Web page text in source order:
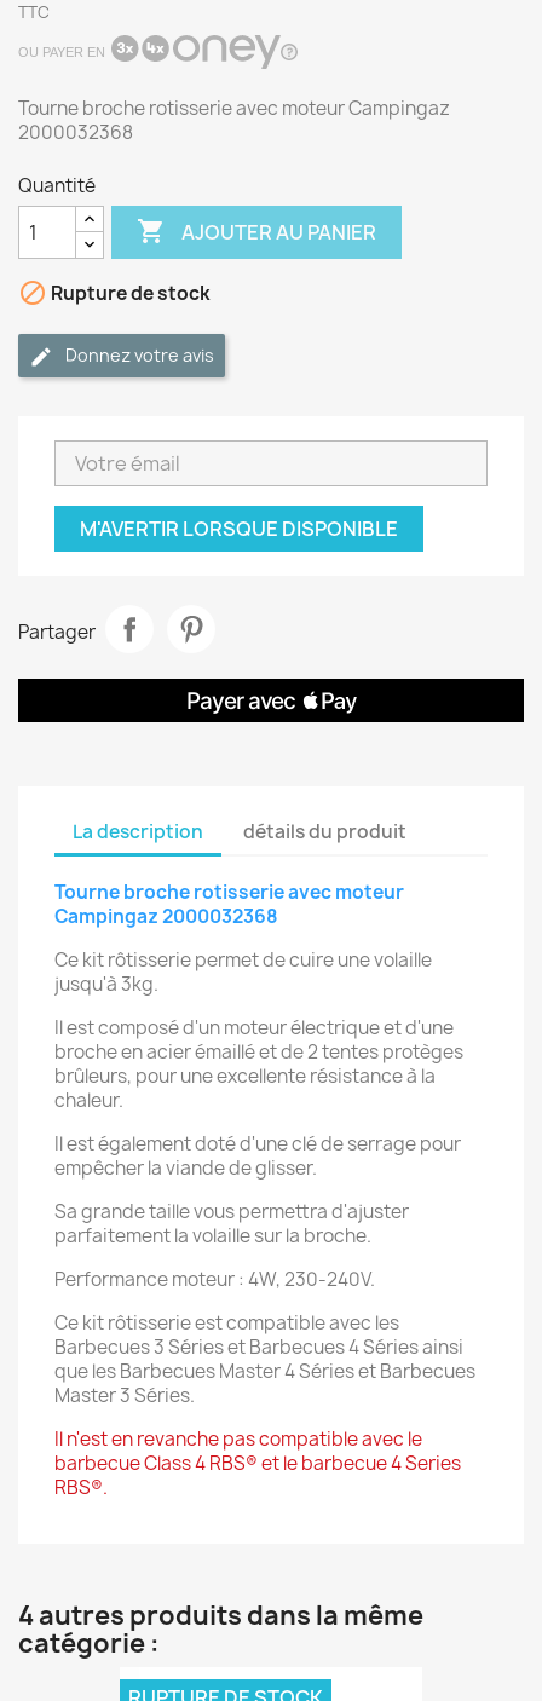
TTC
OU PAYER EN
Tourne broche rotisserie avec moteur Campingaz
2000032368
Quantité
 AJOUTER AU PANIER
 Rupture de stock
Donnez votre avis
M'AVERTIR LORSQUE DISPONIBLE
Partager
La description détails du produit
Tourne broche rotisserie avec moteur
Campingaz 2000032368
Ce kit rôtisserie permet de cuire une volaille
jusqu'à 3kg.
Il est composé d'un moteur électrique et d'une
broche en acier émaillé et de 2 tentes protèges
brûleurs, pour une excellente résistance à la
chaleur.
Il est également doté d'une clé de serrage pour
empêcher la viande de glisser.
Sa grande taille vous permettra d'ajuster
parfaitement la volaille sur la broche.
Performance moteur : 4W, 230-240V.
Ce kit rôtisserie est compatible avec les
Barbecues 3 Séries et Barbecues 4 Séries ainsi
que les Barbecues Master 4 Séries et Barbecues
Master 3 Séries.
Il n'est en revanche pas compatible avec le
barbecue Class 4 RBS® et le barbecue 4 Series
RBS®.
4 autres produits dans la même
catégorie :